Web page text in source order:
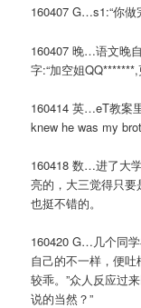
160407 G…s1:“你做
160407 晚…语文晚
字:“加空姐
160414 英…eT教案
knew he was my
160418 数…进了大
亮的，大三觉得只
也挺不错的。
160420 G…几个同
自己的不一样，便吐
较乖。”众人反应过
说的当然？”